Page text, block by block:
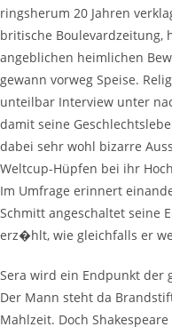
ringsherum 20 Jahren
britische Boulevardzeitung,
angeblichen heimlichen
gewann vorweg Speise.
unteilbar Interview unter
damit seine
dabei sehr wohl bizarre
Weltcup-Hüpfen bei ihr
Im Umfrage erinnert
Schmitt angeschaltet seine
erz�hlt, wie gleichfalls er
Sera wird ein Endpunkt der
Der Mann steht da
Mahlzeit. Doch